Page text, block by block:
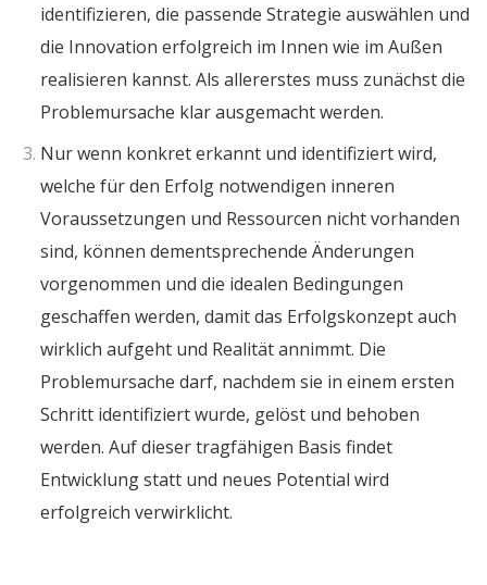
identifizieren, die passende Strategie auswählen und
die Innovation erfolgreich im Innen wie im Außen
realisieren kannst. Als allererstes muss zunächst die
Problemursache klar ausgemacht werden.
Nur wenn konkret erkannt und identifiziert wird,
welche für den Erfolg notwendigen inneren
Voraussetzungen und Ressourcen nicht vorhanden
sind, können dementsprechende Änderungen
vorgenommen und die idealen Bedingungen
geschaffen werden, damit das Erfolgskonzept auch
wirklich aufgeht und Realität annimmt. Die
Problemursache darf, nachdem sie in einem ersten
Schritt identifiziert wurde, gelöst und behoben
werden. Auf dieser tragfähigen Basis findet
Entwicklung statt und neues Potential wird
erfolgreich verwirklicht.